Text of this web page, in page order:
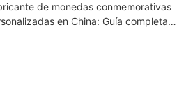
de monedas conmemorativas
en China: Guía completa